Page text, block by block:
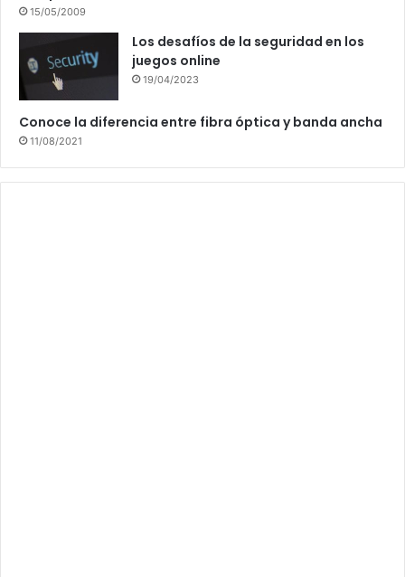
15/05/2009
Los desafíos de la seguridad en los
juegos online
19/04/2023
Conoce la diferencia entre fibra óptica y banda ancha
11/08/2021